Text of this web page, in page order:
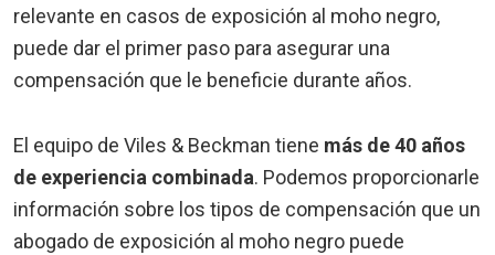
relevante en casos de exposición al moho negro,
puede dar el primer paso para asegurar una
compensación que le beneficie durante años.
El equipo de Viles & Beckman tiene más de 40 años
de experiencia combinada. Podemos proporcionarle
información sobre los tipos de compensación que un
abogado de exposición al moho negro puede